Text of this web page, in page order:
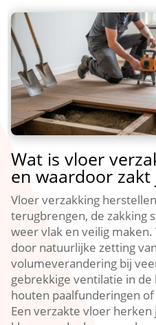
Wat is vloer
en waardoor zakt
Vloer verzakking
terugbrengen, de zakking
weer vlak en veilig
door natuurlijke zetting
volumeverandering bij
gebrekkige ventilatie in
houten paalfunderingen
Een verzakte vloer herken